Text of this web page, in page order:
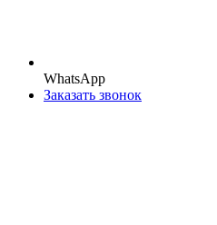
WhatsApp
Заказать звонок